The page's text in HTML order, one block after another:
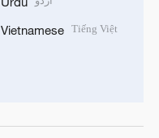
Vietnamese Tiếng Việt